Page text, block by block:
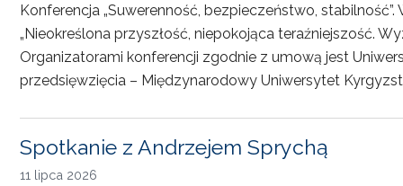
Konferencja „Suwerenność, bezpieczeństwo,
„Nieokreślona przyszłość, niepokojąca teraźniejszość.
Organizatorami konferencji zgodnie z umową jest
przedsięwzięcia – Międzynarodowy Uniwersytet
Spotkanie z Andrzejem Sprychą
11 lipca 2026